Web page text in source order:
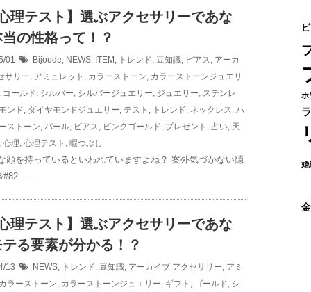
理テスト】選ぶアクセサリーであな
の性格って！？
01 Bijoude, NEWS, ITEM , トレンド, 豆知識, ピアス, アーカ
サリー, アミュレット , カラーストーン, カラーストーンジュエリ
ゴールド, シルバー, シルバージュエリー, ジュエリー, ステンレ
ンド, ダイヤモンドジュエリー, テスト , トレンド, ネックレス, ハ
ストーン, パール, ピアス, ピンクゴールド, プレゼント , 占い, 天
心理, 心理テスト , 暇つぶし
顔を持っているといわれていますよね？ 案外気づかない隠
…
理テスト】選ぶアクセサリーであな
る要素が分かる！？
13 NEWS, トレンド, 豆知識, アーカイブ アクセサリー, アミ
ラーストーン, カラーストーンジュエリー, ギフト , ゴールド, シ
ホ
婚